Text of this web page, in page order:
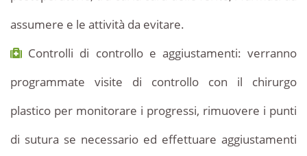
assumere e le attività da evitare.
Controlli di controllo e aggiustamenti: verranno
programmate visite di controllo con il chirurgo
plastico per monitorare i progressi, rimuovere i punti
di sutura se necessario ed effettuare aggiustamenti